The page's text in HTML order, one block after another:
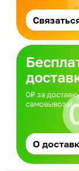
0₽ за
самовывоза!
О